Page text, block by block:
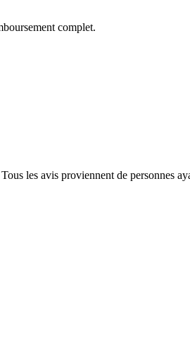
complet.
les avis proviennent de personnes